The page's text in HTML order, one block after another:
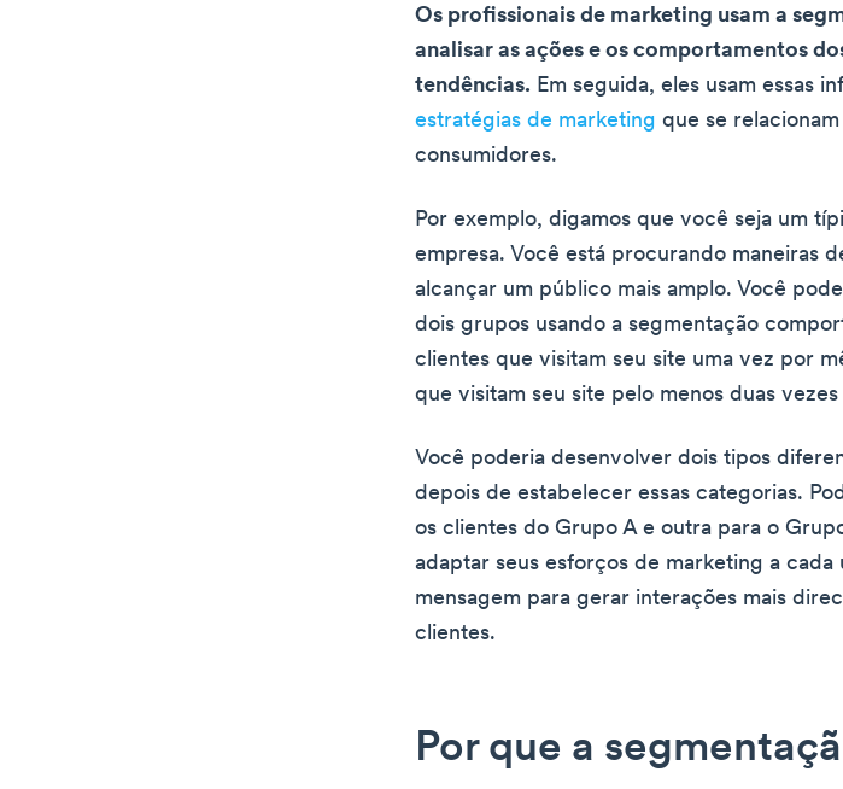
Os profissionais de marketing usam a
analisar as ações e os comportamentos
tendências. Em seguida, eles usam essas
estratégias de marketing que se
consumidores.
Por exemplo, digamos que você seja um
empresa. Você está procurando maneiras
alcançar um público mais amplo. Você
dois grupos usando a segmentação
clientes que visitam seu site uma vez por
que visitam seu site pelo menos duas
Você poderia desenvolver dois tipos
depois de estabelecer essas categorias.
os clientes do Grupo A e outra para o
adaptar seus esforços de marketing a cada
mensagem para gerar interações mais
clientes.
Por que a